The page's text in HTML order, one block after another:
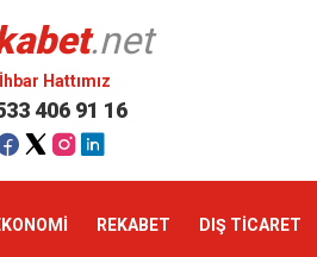
.net
İhbar Hattımız
406 91 16
REKABET DIŞ TİCARET